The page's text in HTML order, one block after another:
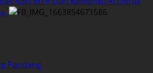
Pandang